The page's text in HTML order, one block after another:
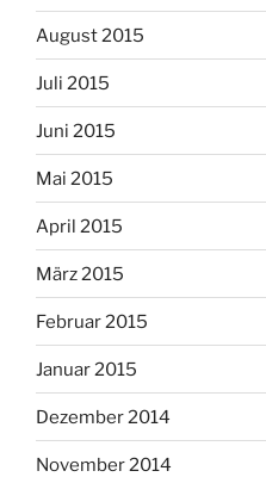
August 2015
Juli 2015
Juni 2015
Mai 2015
April 2015
März 2015
Februar 2015
Januar 2015
Dezember 2014
November 2014